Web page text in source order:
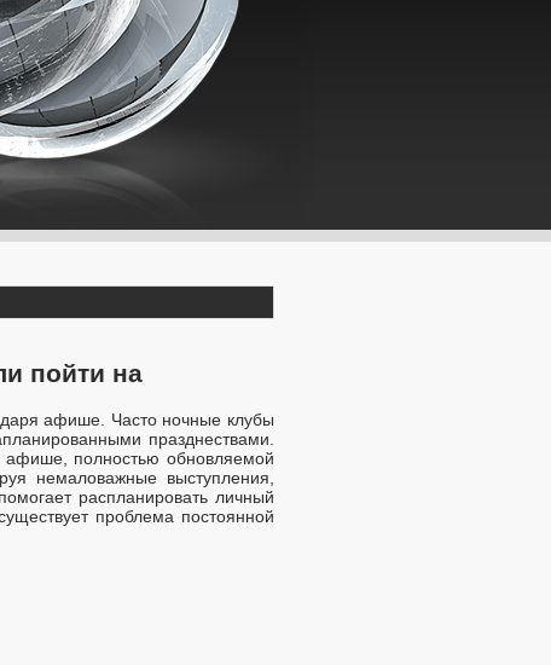
пойти на
афише. Часто ночные клубы
празднествами.
полностью обновляемой
немаловажные выступления,
распланировать личный
проблема постоянной